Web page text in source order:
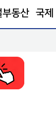
부동산 국제